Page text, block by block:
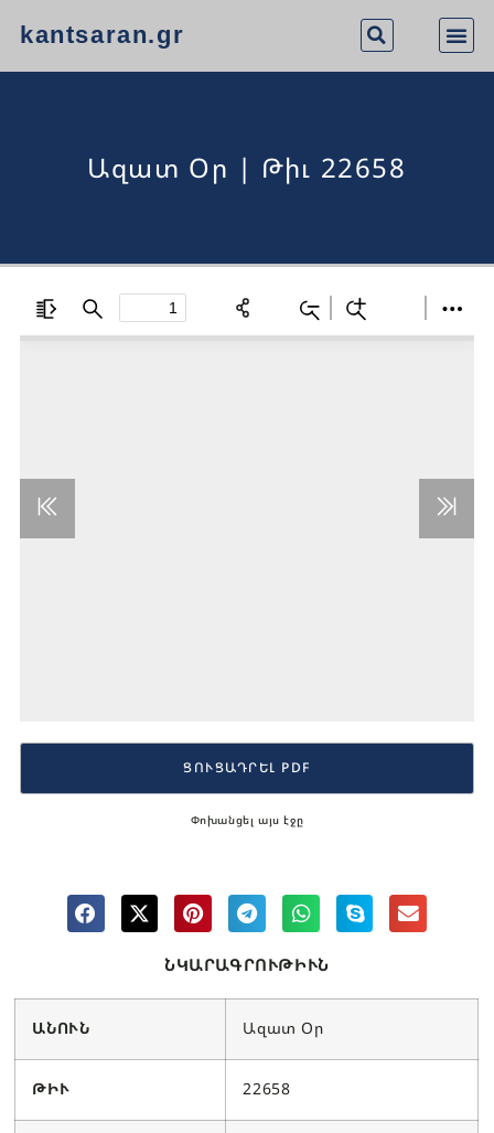
kantsaran.gr
Ազատ Օր | Թիւ 22658
ՆԿԱՐԱԳՐՈՒԹԻՒՆ
ԱՆՈՒՆ Ազատ Օր
ԹԻՒ 22658
Փոխանցել այս էջը
ՑՈՒՑԱԴՐԵԼ PDF